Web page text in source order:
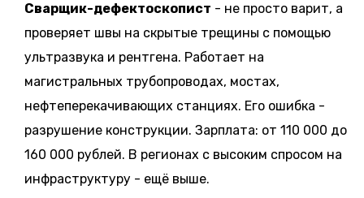
Сварщик-дефектоскопист - не просто варит, а
проверяет швы на скрытые трещины с помощью
ультразвука и рентгена. Работает на
магистральных трубопроводах, мостах,
нефтеперекачивающих станциях. Его ошибка -
разрушение конструкции. Зарплата: от 110 000 до
160 000 рублей. В регионах с высоким спросом на
инфраструктуру - ещё выше.